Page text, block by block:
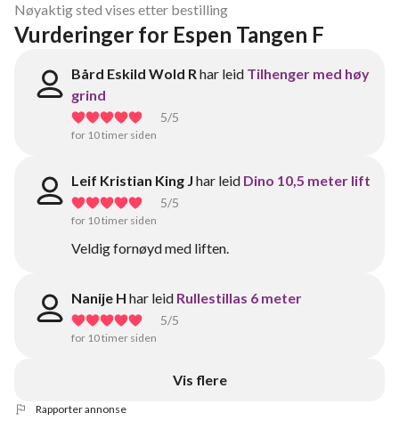
Nøyaktig sted vises etter bestilling
Vurderinger for Espen Tangen F
Bård Eskild Wold Rhar leid Tilhenger med høy
grind
5/5
for 10 timer siden
Leif Kristian King J har leid Dino 10,5 meter lift
5/5
for 10 timer siden
Veldig fornøyd med liften.
Nanije H har leid Rullestillas 6 meter
5/5
for 10 timer siden
Vis flere
Rapporter annonse